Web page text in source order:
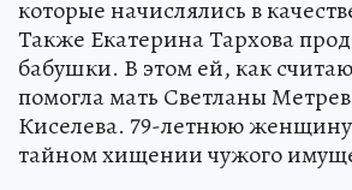
которые начислялись в
Также Екатерина Тархова
бабушки. В этом ей, как
помогла мать Светланы
Киселева. 79-летнюю
тайном хищении чужого